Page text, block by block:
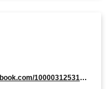
https://www.facebook.com/100003125313734